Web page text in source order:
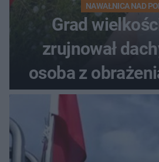
NAWAŁNICA NAD
Grad
zrujnował
osoba z
do